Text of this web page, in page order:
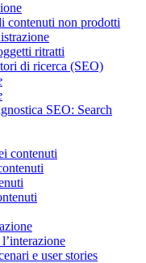
contenuti non prodotti
ritratti
di ricerca (SEO)
SEO: Search
contenuti
e user stories